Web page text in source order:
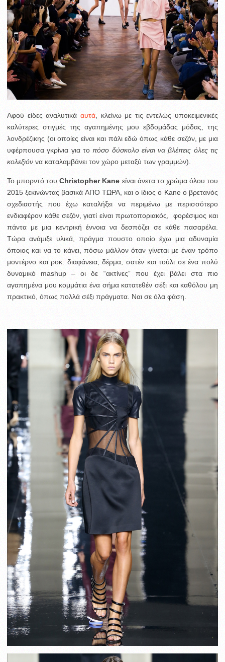
Αφού είδες αναλυτικά αυτά, κλείνω με τις εντελώς υποκειμενικές
καλύτερες στιγμές της αγαπημένης μου εβδομάδας μόδας, της
λονδρέζικης (οι οποίες είναι και πάλι εδώ όπως κάθε σεζόν, με μια
υφέρπουσα γκρίνια για το πόσο δύσκολο είναι να βλέπεις όλες τις
κολεξιόν να καταλαμβάνει τον χώρο μεταξύ των γραμμών).
Το μπορντό τουChristopher Kane είναι άνετα το χρώμα όλου του
2015 ξεκινώντας βασικά ΑΠΟ ΤΩΡΑ, και ο ίδιος ο Kane o βρετανός
σχεδιαστής που έχω καταλήξει να περιμένω με περισσότερο
ενδιαφέρον κάθε σεζόν, γιατί είναι πρωτοποριακός, φορέσιμος και
πάντα με μια κεντρική έννοια να δεσπόζει σε κάθε πασαρέλα.
Τώρα ανάμιξε υλικά, πράγμα πουστο οποίο έχω μια αδυναμία
όποιος και να το κάνει, πόσω μάλλον όταν γίνεται με έναν τρόπο
μοντέρνο και ροκ: διαφάνεια, δέρμα, σατέν και τούλι σε ένα πολύ
δυναμικό mashup – οι δε “ακτίνες” που έχει βάλει στα πιο
αγαπημένα μου κομμάτια ένα σήμα κατατεθέν σέξι και καθόλου μη
πρακτικό, όπως πολλά σέξι πράγματα. Ναι σε όλα φάση.